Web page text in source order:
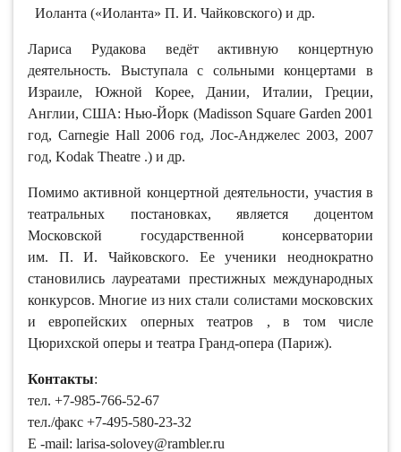
Иоланта («Иоланта» П. И. Чайковского) и др.
Лариса Рудакова ведёт активную концертную
деятельность. Выступала с сольными концертами в
Израиле, Южной Корее, Дании, Италии, Греции,
Англии, США: Нью-Йорк (Madisson Square Garden 2001
год, Carnegie Hall 2006 год, Лос-Анджелес 2003, 2007
год, Kodak Theatre .) и др.
Помимо активной концертной деятельности, участия в
театральных постановках, является доцентом
Московской государственной консерватории
им. П. И. Чайковского. Ее ученики неоднократно
становились лауреатами престижных международных
конкурсов. Многие из них стали солистами московских
и европейских оперных театров , в том числе
Цюрихской оперы и театра Гранд-опера (Париж).
Контакты:
тел. +7-985-766-52-67
тел./факс +7-495-580-23-32
E -mail: larisa-solovey@rambler.ru